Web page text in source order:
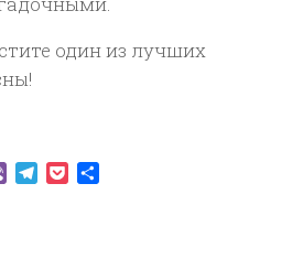
один из лучших
ViberTelegram
Pocket